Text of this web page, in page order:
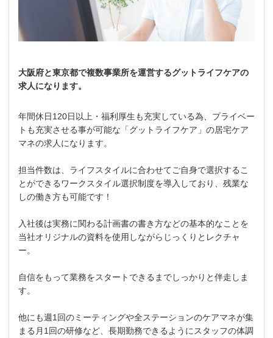
大阪府と東京都で複数事業所を運営するグットライフケアの
求人になります。
年間休日120日以上・福利厚生も充実している為、プライベー
トも充実させる事が可能な「グットライフケア」の居宅ケア
マネの求人になります。
担当件数は、ライフスタイルに合わせてご自身で選択するこ
とができるワークスタイル選択制度を導入しており、残業な
しの働き方も可能です！
入社後は実務に関わる計画書の書き方などの基本的なことを
当社オリジナルの資料を使用しながらじっくりとレクチャ
ー。
自信をもって業務をスタートできるまでしっかりと伴走しま
す。
他にも週1回のミーティングや全ステーションのケアマネが集
まる月1回の研修など、長期勤務できるようにスタッフの体調